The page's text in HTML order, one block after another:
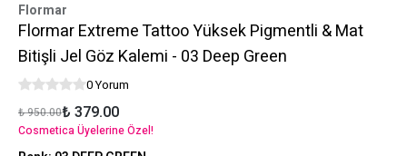
Flormar
Flormar Extreme Tattoo Yüksek Pigmentli & Mat
Bitişli Jel Göz Kalemi - 03 Deep Green
0 Yorum
₺ 950.00₺ 379.00
Cosmetica Üyelerine Özel!